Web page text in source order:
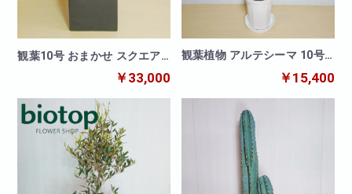
観葉10号 おまかせ スクエア
￥33,000
観葉植物 アルテシーマ 10号
￥15,400